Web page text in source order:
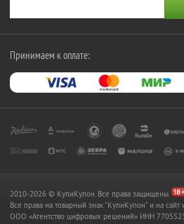
Принимаем к оплате:
2010-2026 © КупиКупон. Все права защищены.
Все права на товарный знак "КупиКупон" и на
OOO «Агентство цифровых решений» ИНН